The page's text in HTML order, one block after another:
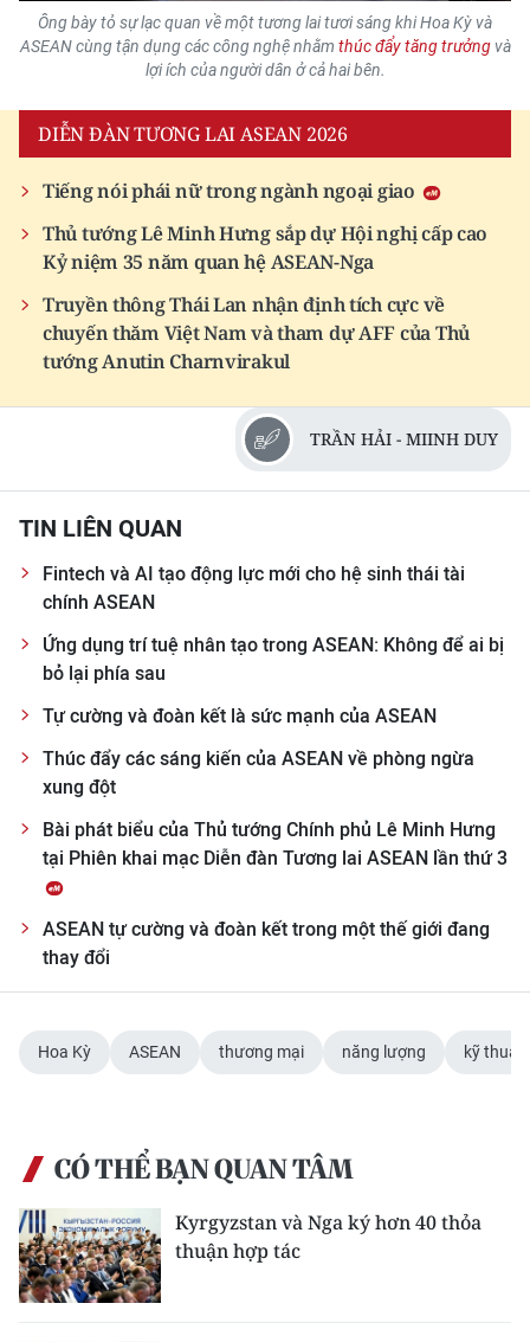
Ông bày tỏ sự lạc quan về một tương lai tươi sáng khi Hoa Kỳ và
ASEAN cùng tận dụng các công nghệ nhằm thúc đẩy tăng trưởngvà
lợi ích của người dân ở cả hai bên.
DIỄN ĐÀN TƯƠNG LAI ASEAN 2026
Tiếng nói phái nữ trong ngành ngoại giao
Thủ tướng Lê Minh Hưng sắp dự Hội nghị cấp cao
Kỷ niệm 35 năm quan hệ ASEAN-Nga
Truyền thông Thái Lan nhận định tích cực về
chuyến thăm Việt Nam và tham dự AFF của Thủ
tướng Anutin Charnvirakul
TRẦN HẢI - MIINH DUY
TIN LIÊN QUAN
Fintech và AI tạo động lực mới cho hệ sinh thái tài
chính ASEAN
Ứng dụng trí tuệ nhân tạo trong ASEAN: Không để ai bị
bỏ lại phía sau
Tự cường và đoàn kết là sức mạnh của ASEAN
Thúc đẩy các sáng kiến của ASEAN về phòng ngừa
xung đột
Bài phát biểu của Thủ tướng Chính phủ Lê Minh Hưng
tại Phiên khai mạc Diễn đàn Tương lai ASEAN lần thứ 3
ASEAN tự cường và đoàn kết trong một thế giới đang
thay đổi
Hoa Kỳ ASEAN thương mại năng lượng kỹ thuật
CÓ THỂ BẠN QUAN TÂM
Kyrgyzstan và Nga ký hơn 40 thỏa
thuận hợp tác